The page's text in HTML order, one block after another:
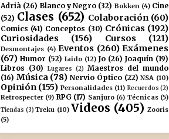
Adrià (26) Blanco y Negro (32) Bokken (4) Cine
(52) Clases (652) Colaboración (60)
Comics (41) Conceptos (30) Crónicas (192)
Curiosidades
(156) Cursos (121)
Desmontajes (4) Eventos (260) Exámenes
(67) Humor (52) Iaido (12) Jo (26) Joaquín (19)
Libros (30) Lugares (2) Maestros del mundo
(16) Música (78) Nervio Óptico (22) NSA (10)
Opinión (155) Personalidades (11) Recuerdos (2)
Retrospecter (9) RPG (17) Sanjuro (6) Técnicas (5)
Tiendas (3) Treku (10) Videos (405) Zooris
(5)